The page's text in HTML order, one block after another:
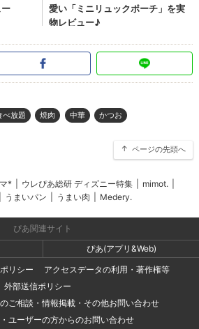
べ放題 焼肉 中華 かつお
ページの先頭へ
* ウレぴあ総研 ディズニー特集 mimot.
うまいパン うまい肉 Medery.
ぴあ関連サイト
ぴあ(アプリ&Web)
リシー
アクセスデータの利用・著作権等
外部送信ポリシー
ご相談・情報掲載・その他お問い合わせ
ユーザーの方からのお問い合わせ